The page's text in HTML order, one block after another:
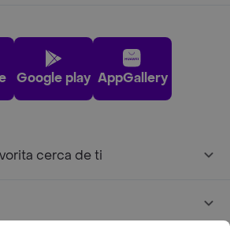
Google play AppGallery
cerca de ti